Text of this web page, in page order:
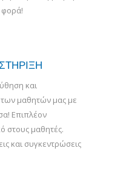
φορά!
και
μαθητών μας με
Επιπλέον
στους μαθητές.
και συγκεντρώσεις